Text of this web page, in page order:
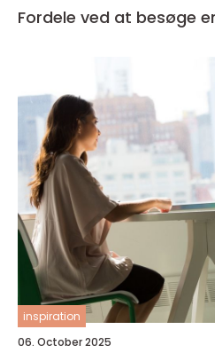
Fordele ved at besøge
inspiration
06. October 2025